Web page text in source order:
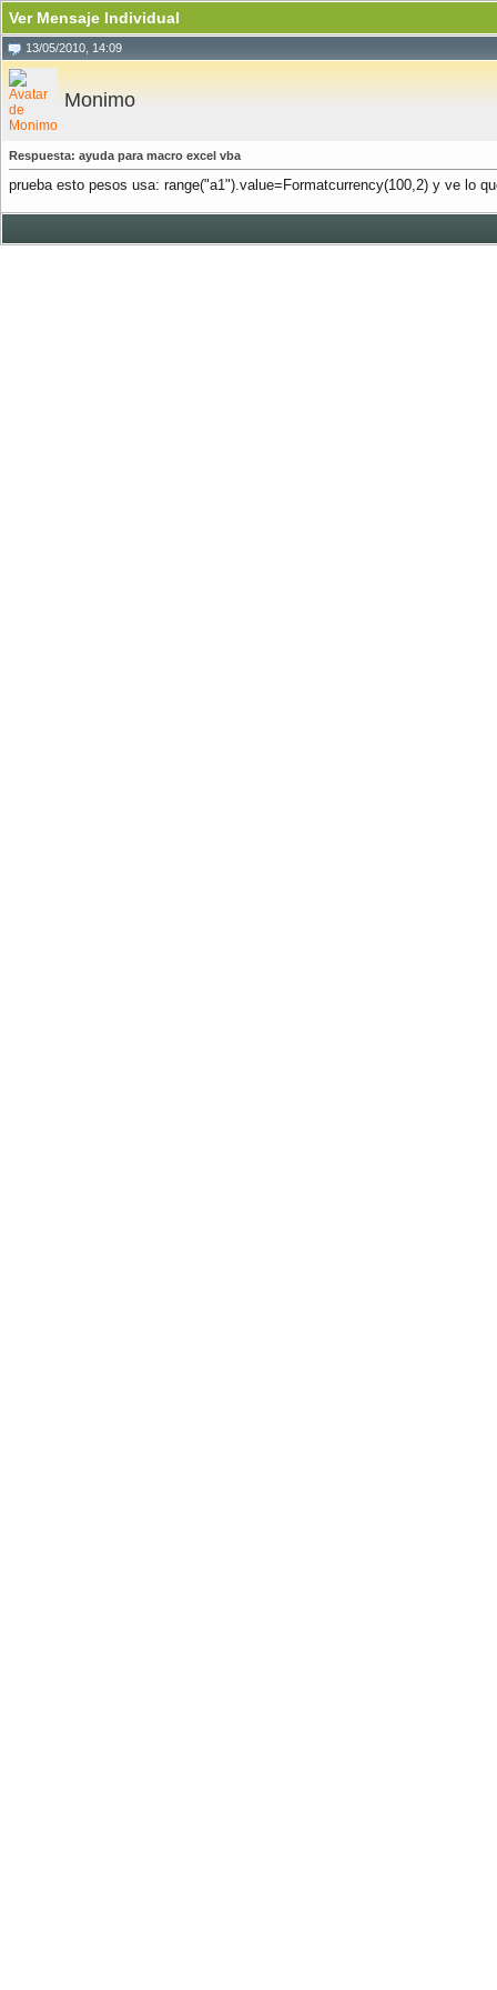
Ver Mensaje Individual
13/05/2010, 14:09
Monimo
Respuesta: ayuda para macro excel vba
prueba esto pesos usa: range("a1").value=Formatcurrency(100,2) y ve lo